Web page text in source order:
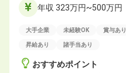
年収 323万円~500万円
大手企業 未経験OK 賞与あり
昇給あり 諸手当あり
おすすめポイント